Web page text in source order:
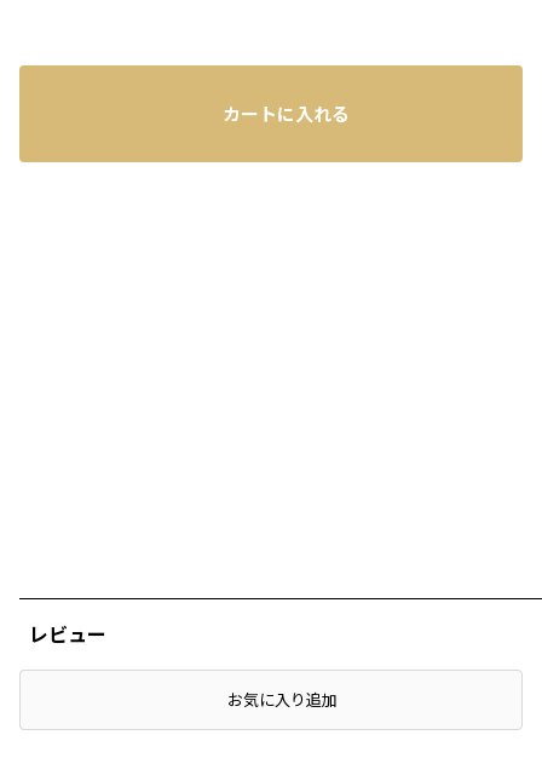
レビュー
カートに入れる
店頭在庫を確認するお気に入り追加